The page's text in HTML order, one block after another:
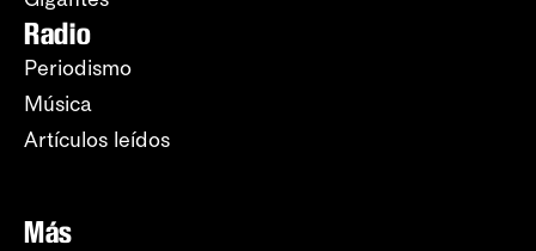
Radio
Periodismo
Música
Artículos leídos
Más